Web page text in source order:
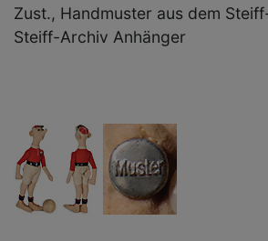
Zust., Handmuster aus dem
Steiff-Archiv Anhänger